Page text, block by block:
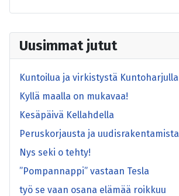
Uusimmat jutut
Kuntoilua ja virkistystä Kuntoharjulla
Kyllä maalla on mukavaa!
Kesäpäivä Kellahdella
Peruskorjausta ja uudisrakentamista
Nys seki o tehty!
”Pompannappi” vastaan Tesla
työ se vaan osana elämää roikkuu